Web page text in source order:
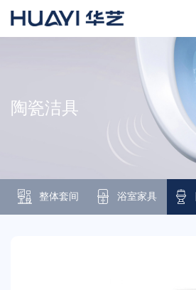
关于华艺
新闻资讯
招商加盟
陶瓷洁具
整体套间 浴室家具